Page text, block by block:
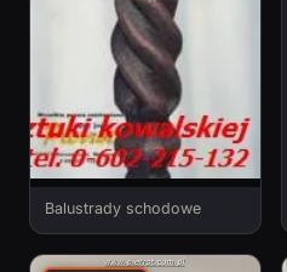
Balustrady schodowe